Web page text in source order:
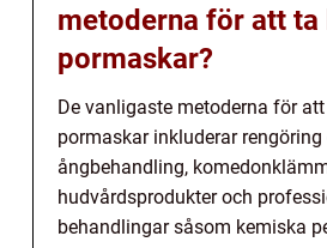
metoderna för att
pormaskar?
De vanligaste metoderna för
pormaskar inkluderar
ångbehandling,
hudvårdsprodukter och
behandlingar såsom kemiska